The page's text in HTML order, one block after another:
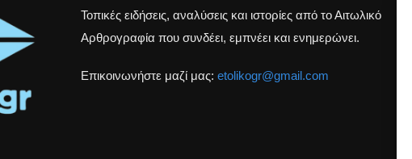
Τοπικές ειδήσεις, αναλύσεις και ιστορίες από το Αιτωλικό
Αρθρογραφία που συνδέει, εμπνέει και ενημερώνει.
Επικοινωνήστε μαζί μας: etolikogr@gmail.com